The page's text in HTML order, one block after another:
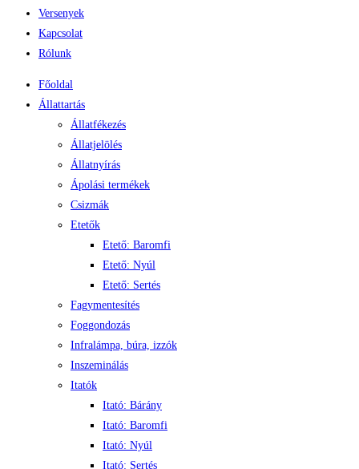
Versenyek
Kapcsolat
Rólunk
Főoldal
Állattartás
Állatfékezés
Állatjelölés
Állatnyírás
Ápolási termékek
Csizmák
Etetők
Etető: Baromfi
Etető: Nyúl
Etető: Sertés
Fagymentesítés
Foggondozás
Infralámpa, búra, izzók
Inszeminálás
Itatók
Itató: Bárány
Itató: Baromfi
Itató: Nyúl
Itató: Sertés